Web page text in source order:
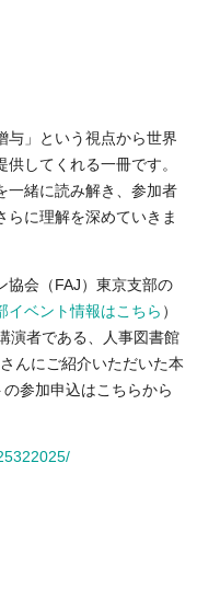
与」という視点から世界
してくれる一冊です。
一緒に読み解き、参加者
らに理解を深めていきま
協会（FAJ）東京支部の
イベント情報はこちら ）
演者である、人事図書館
んにご紹介いただいた本
参加申込はこちらから